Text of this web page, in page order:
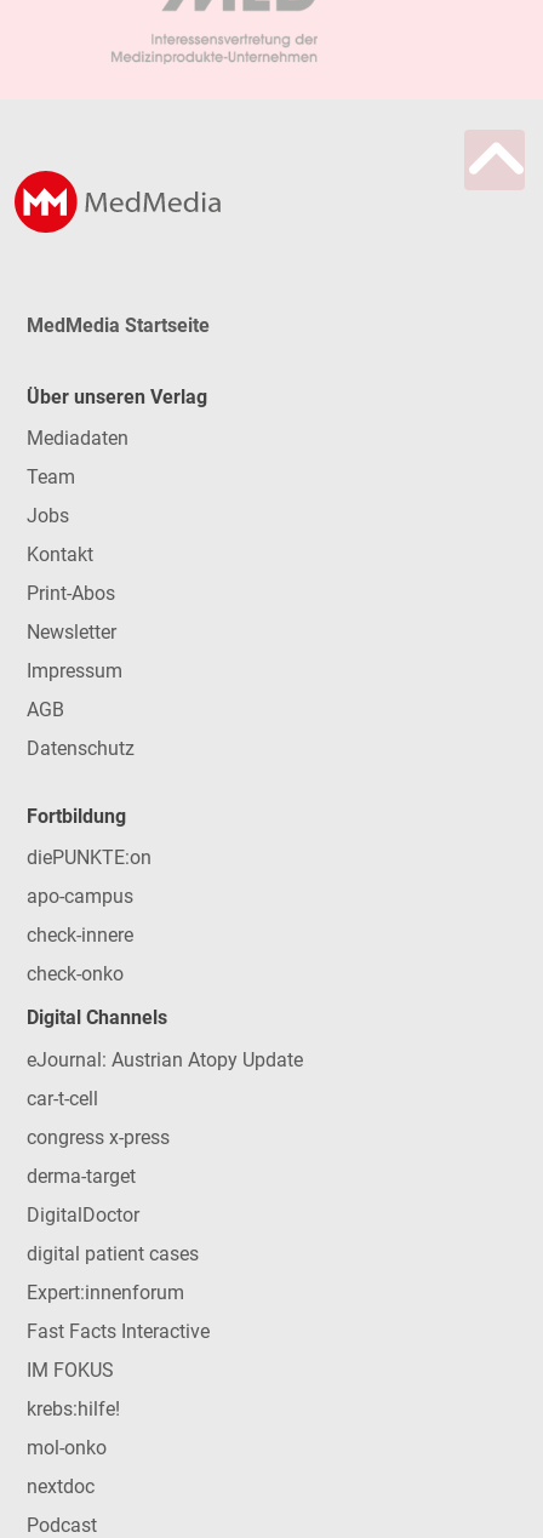
MedMedia Startseite
Über unseren Verlag
Mediadaten
Team
Jobs
Kontakt
Print-Abos
Newsletter
Impressum
AGB
Datenschutz
Fortbildung
diePUNKTE:on
apo-campus
check-innere
check-onko
Digital Channels
eJournal: Austrian Atopy Update
car-t-cell
congress x-press
derma-target
DigitalDoctor
digital patient cases
Expert:innenforum
Fast Facts Interactive
IM FOKUS
krebs:hilfe!
mol-onko
nextdoc
Podcast